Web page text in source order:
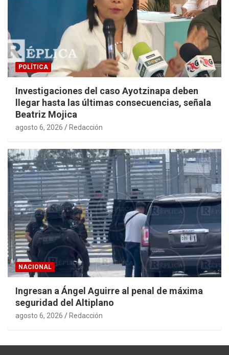
POLÍTICA
Investigaciones del caso Ayotzinapa deben
llegar hasta las últimas consecuencias, señala
Beatriz Mojica
agosto 6, 2026 Redacción
NACIONAL
Ingresan a Ángel Aguirre al penal de máxima
seguridad del Altiplano
agosto 6, 2026 Redacción